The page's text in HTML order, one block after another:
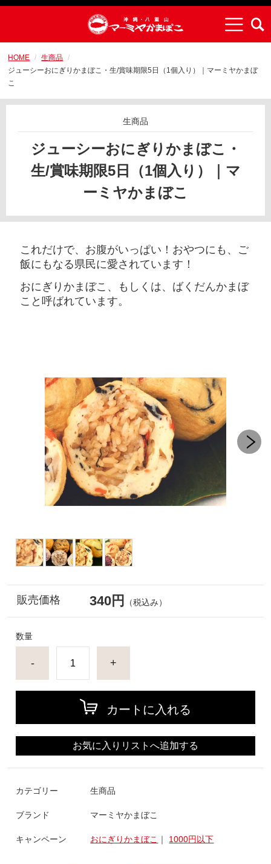
HOME
生商品
ジューシーおにぎりかまぼこ・生/賞味期限5日（1個入り）｜マーミヤかまぼ
こ
生商品
ジューシーおにぎりかまぼこ・
生/賞味期限5日（1個入り）｜マ
ーミヤかまぼこ
これだけで、お腹がいっぱい！おやつにも、ご
飯にもなる県民に愛されています！
おにぎりかまぼこ、もしくは、ばくだんかまぼ
こと呼ばれています。
販売価格 340円 （税込み）
数量
- +
カートに入れる
お気に入りリストへ追加する
カテゴリー 生商品
ブランド マーミヤかまぼこ
キャンペーン おにぎりかまぼこ ｜ 1000円以下